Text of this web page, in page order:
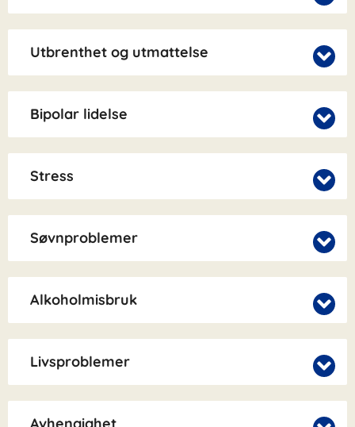
Utbrenthet og utmattelse
Bipolar lidelse
Stress
Søvnproblemer
Alkoholmisbruk
Livsproblemer